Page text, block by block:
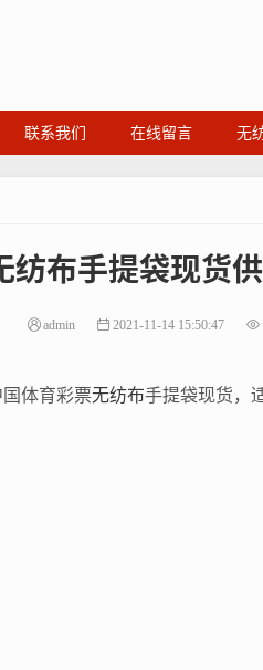
联系我们 在线留言 无
布手提袋现货
admin 2021-11-14 15:50:47
体育彩票无纺布手提袋现货，